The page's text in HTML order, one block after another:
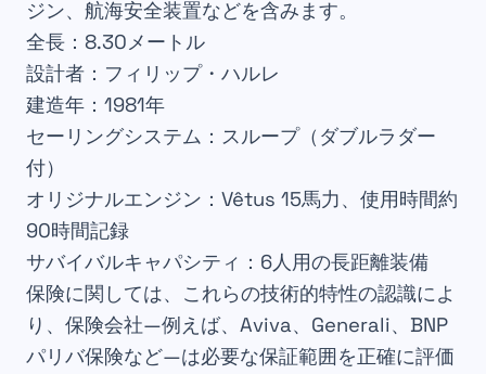
ジン、航海安全装置などを含みます。
全長：8.30メートル
設計者：フィリップ・ハルレ
建造年：1981年
セーリングシステム：スループ（ダブルラダー
付）
オリジナルエンジン：Vêtus 15馬力、使用時間約
90時間記録
サバイバルキャパシティ：6人用の長距離装備
保険に関しては、これらの技術的特性の認識によ
り、保険会社—例えば、Aviva、Generali、BNP
パリバ保険など—は必要な保証範囲を正確に評価